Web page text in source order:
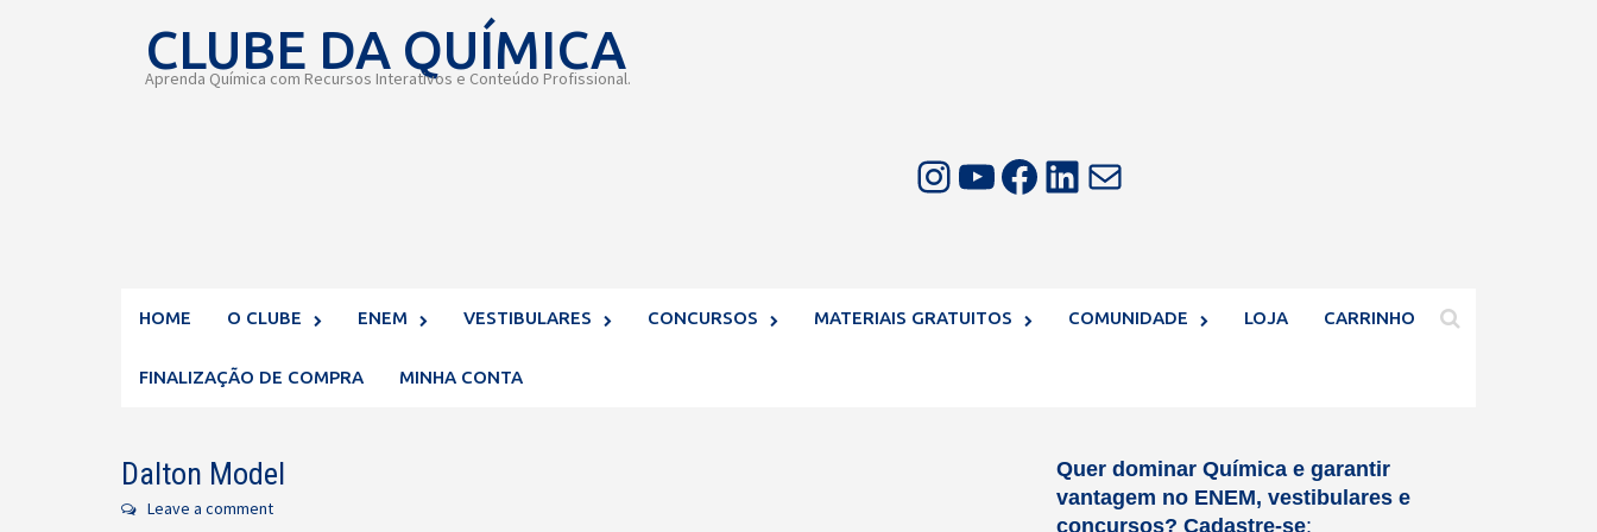
contentCLUBE DA QUÍMICA
Aprenda Química com Recursos Interativos e Conteúdo Profissional.
Instagram Youtube Facebook LinkedIn E-mail
HOME O CLUBE ENEM VESTIBULARES CONCURSOS MATERIAIS GRATUITOS COMUNIDADE LOJA CARRINHO
FINALIZAÇÃO DE COMPRA MINHA CONTA
Dalton Model
Leave a comment
Quer dominar Química e garantir
vantagem no ENEM, vestibulares e
concursos? Cadastre-se: